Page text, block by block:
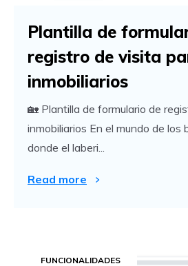
Plantilla de
registro de visita
inmobiliarios
🏡 Plantilla de formulario de
inmobiliarios En el mundo de los
donde el laberi...
Read more
FUNCIONALIDADES